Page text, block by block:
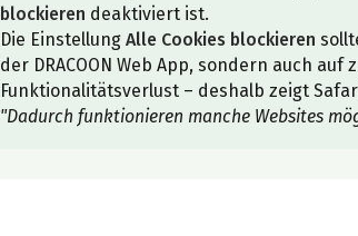
blockieren deaktiviert ist.
Die EinstellungAlle Cookies blockieren
der DRACOON Web App, sondern auch
Funktionalitätsverlust – deshalb zeigt
"Dadurch funktionieren manche Websites